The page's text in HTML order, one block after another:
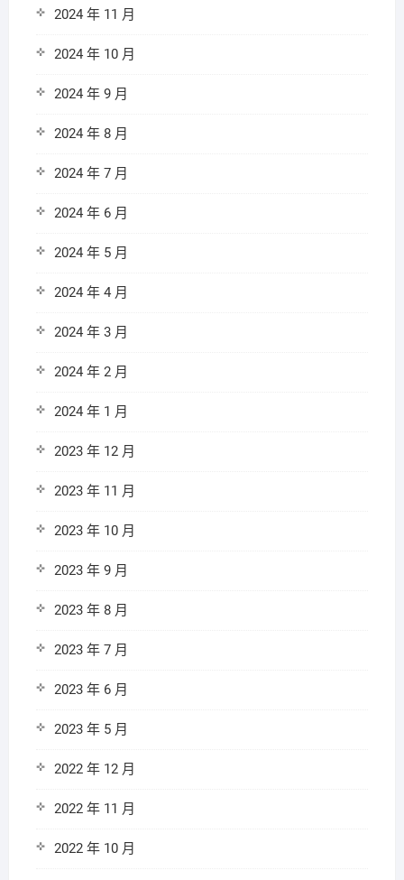
2024 年 11 月
2024 年 10 月
2024 年 9 月
2024 年 8 月
2024 年 7 月
2024 年 6 月
2024 年 5 月
2024 年 4 月
2024 年 3 月
2024 年 2 月
2024 年 1 月
2023 年 12 月
2023 年 11 月
2023 年 10 月
2023 年 9 月
2023 年 8 月
2023 年 7 月
2023 年 6 月
2023 年 5 月
2022 年 12 月
2022 年 11 月
2022 年 10 月